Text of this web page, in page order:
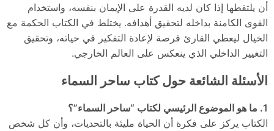
أن يلتقطها إذا كان لديه القدرة على الإيمان بنفسه، واستخدام
القوى الكامنة بداخله لتحقيق أهدافه. يختلط في الكتاب الحكمة مع
الخيال ليعطي القارئ فرصة لإعادة التفكير في حياته، وتحقيق
التغيير الداخلي الذي ينعكس على العالم الخارجي.
الأسئلة الشائعة حول كتاب ساحر السماء
1. ما هو الموضوع الرئيسي لكتاب “ساحر السماء”؟
الكتاب يركز على فكرة أن الحياة مليئة بالتحديات، وأن كل شخص